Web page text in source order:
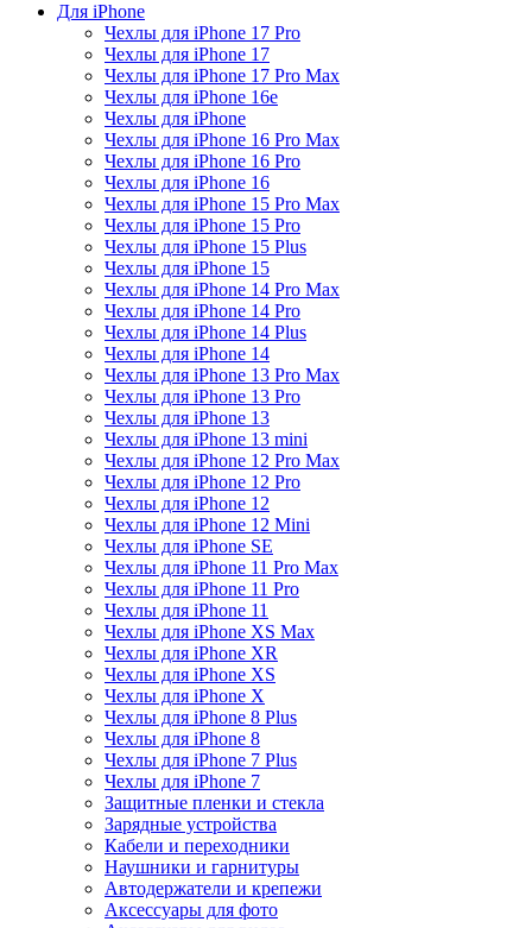
Для iPhone
Чехлы для iPhone 17 Pro
Чехлы для iPhone 17
Чехлы для iPhone 17 Pro Max
Чехлы для iPhone 16e
Чехлы для iPhone
Чехлы для iPhone 16 Pro Max
Чехлы для iPhone 16 Pro
Чехлы для iPhone 16
Чехлы для iPhone 15 Pro Max
Чехлы для iPhone 15 Pro
Чехлы для iPhone 15 Plus
Чехлы для iPhone 15
Чехлы для iPhone 14 Pro Max
Чехлы для iPhone 14 Pro
Чехлы для iPhone 14 Plus
Чехлы для iPhone 14
Чехлы для iPhone 13 Pro Max
Чехлы для iPhone 13 Pro
Чехлы для iPhone 13
Чехлы для iPhone 13 mini
Чехлы для iPhone 12 Pro Max
Чехлы для iPhone 12 Pro
Чехлы для iPhone 12
Чехлы для iPhone 12 Mini
Чехлы для iPhone SE
Чехлы для iPhone 11 Pro Max
Чехлы для iPhone 11 Pro
Чехлы для iPhone 11
Чехлы для iPhone XS Max
Чехлы для iPhone XR
Чехлы для iPhone XS
Чехлы для iPhone X
Чехлы для iPhone 8 Plus
Чехлы для iPhone 8
Чехлы для iPhone 7 Plus
Чехлы для iPhone 7
Защитные пленки и стекла
Зарядные устройства
Кабели и переходники
Наушники и гарнитуры
Автодержатели и крепежи
Аксессуары для фото